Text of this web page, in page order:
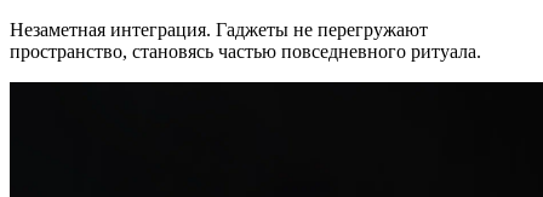
Незаметная интеграция. Гаджеты не перегружают
пространство, становясь частью повседневного ритуала.